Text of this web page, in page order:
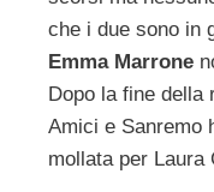
che i due sono in
Emma Marrone
Dopo la fine
Amici e Sanremo
mollata per